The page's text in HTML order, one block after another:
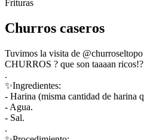
Frituras
Churros caseros
Tuvimos la visita de
CHURROS ? que son taaaan
.
✨Ingredientes:
- Harina (misma cantidad de harina
- Agua.
- Sal.
.